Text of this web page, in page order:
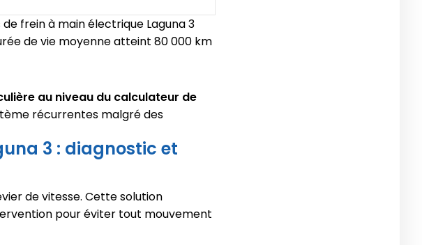
de frein à main électrique Laguna 3
de vie moyenne atteint 80 000 km
au niveau du calculateur de
récurrentes malgré des
3 : diagnostic et
de vitesse. Cette solution
pour éviter tout mouvement